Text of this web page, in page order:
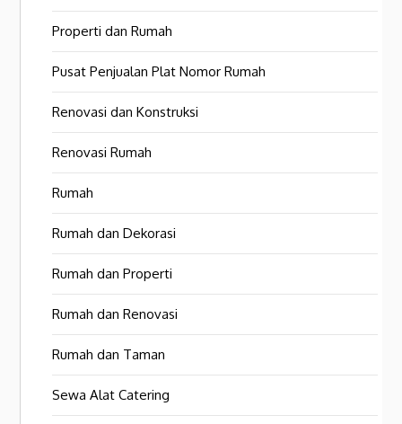
Properti dan Rumah
Pusat Penjualan Plat Nomor Rumah
Renovasi dan Konstruksi
Renovasi Rumah
Rumah
Rumah dan Dekorasi
Rumah dan Properti
Rumah dan Renovasi
Rumah dan Taman
Sewa Alat Catering